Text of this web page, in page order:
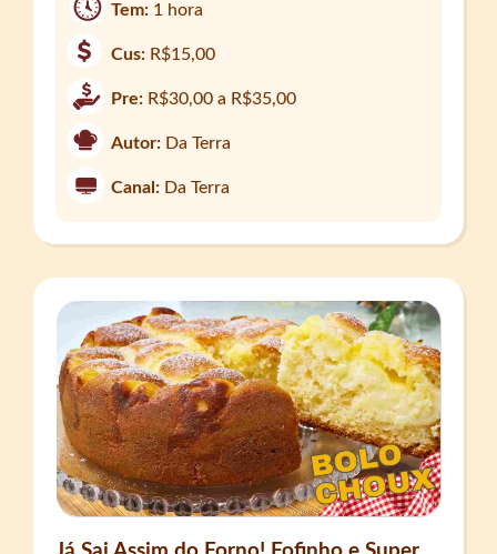
Tem: 1 hora
Cus: R$15,00
Pre: R$30,00 a R$35,00
Autor: Da Terra
Canal: Da Terra